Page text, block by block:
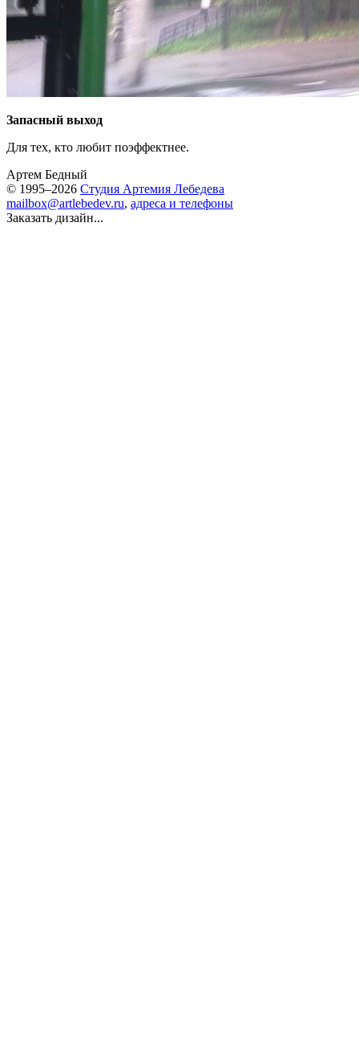
Запасный выход
Для тех, кто любит поэффектнее.
Артем Бедный
© 1995–2026 Студия Артемия Лебедева
mailbox@artlebedev.ru, адреса и телефоны
Заказать дизайн...